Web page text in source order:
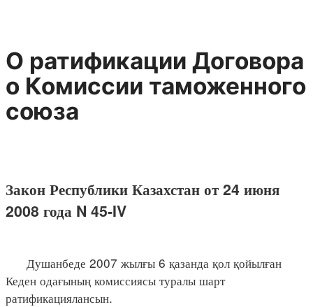
О ратификации Договора
о Комиссии таможенного
союза
Закон Республики Казахстан от 24 июня
2008 года N 45-IV
Душанбеде 2007 жылғы 6 қазанда қол қойылған
Кеден одағының комиссиясы туралы шарт
ратификациялансын.